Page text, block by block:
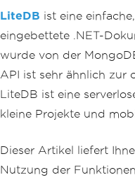
LiteDB ist eine
eingebettete .NET-
wurde von der
API ist sehr ähnlich zur
LiteDB ist eine
kleine Projekte und
Dieser Artikel liefert
Nutzung der